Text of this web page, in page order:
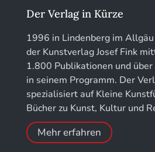
Kunstführer M
Kunstführer NO
Kunstführer PQ
Kunstführer R
Jahresschriften der DGC
für Chronometrie
Jahrbuch der Stiftung
Gärten
Der Verlag in Kürze
1996 in Lindenberg im
der Kunstverlag Josef Fink
1.800 Publikationen und
in seinem Programm. Der
spezialisiert auf Kleine
Bücher zu Kunst, Kultur und
Mehr erfahren